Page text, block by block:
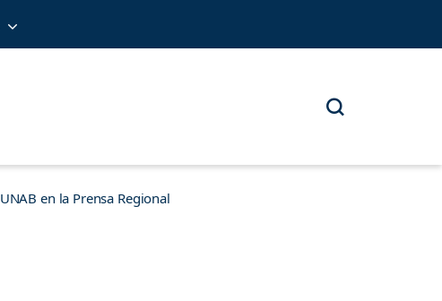
UNAB en la Prensa Regional